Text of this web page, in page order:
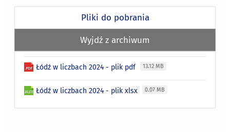
Pliki do pobrania
Wyjdź z archiwum
Łódź w liczbach 2024 - plik pdf 13.12 MB
Łódź w liczbach 2024 - plik xlsx 0.07 MB